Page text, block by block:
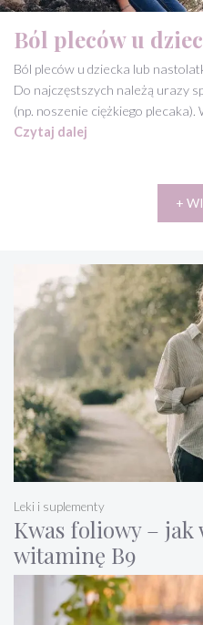
Ból pleców u
Ból pleców u dziecka lub
Do najczęstszych należą urazy
(np. noszenie ciężkiego
Czytaj dalej
+
Kwas foliowy – jak
witaminę B9
Leki i suplementy